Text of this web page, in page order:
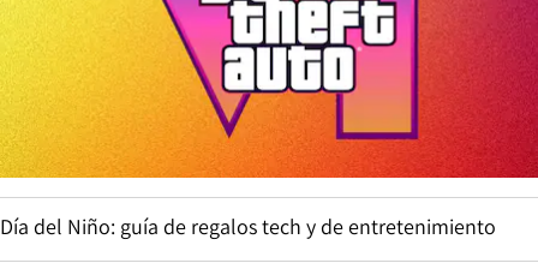
Día del Niño: guía de regalos tech y de entretenimiento